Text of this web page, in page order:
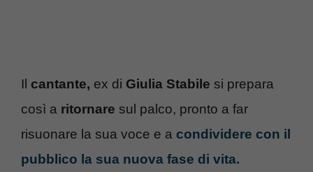
Il cantante, ex di Giulia Stabile si prepara
così a ritornare sul palco, pronto a far
risuonare la sua voce e a condividere con il
pubblico la sua nuova fase di vita.